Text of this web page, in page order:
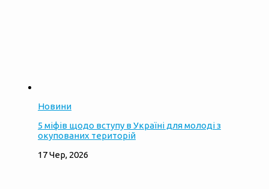
Новини
5 міфів щодо вступу в Україні для молоді з
окупованих територій
17 Чер, 2026